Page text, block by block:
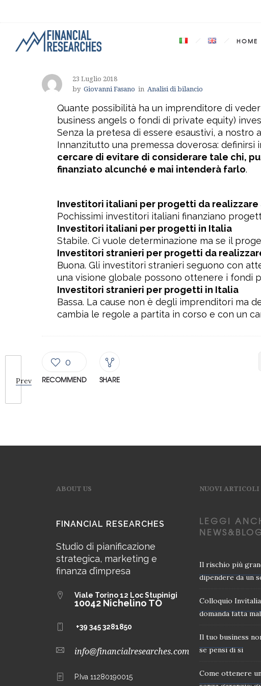
HOME
Prev
23 Luglio 2018
by Giovanni Fasano in Analisi di bilancio
Quante possibilità ha un imprenditore di
business angels o fondi di private equity)
Senza la pretesa di essere esaustivi, a
Innanzitutto una premessa doverosa:
cercare di evitare di considerare tale chi,
finanziato alcunché e mai intenderà farlo.
Investitori italiani per progetti da realizzare
Pochissimi investitori italiani finanziano
Investitori italiani per progetti in Italia
Stabile. Ci vuole determinazione ma se il
Investitori stranieri per progetti da
Buona. Gli investitori stranieri seguono con
una visione globale possono ottenere i fondi
Investitori stranieri per progetti in Italia
Bassa. La cause non è degli imprenditori ma
cambia le regole a partita in corso e con un
0
RECOMMEND SHARE
ABOUT US
FINANCIAL RESEARCHES
Studio di pianificazione
strategica, marketing e
finanza d’impresa
Viale Torino 12 Loc Stupinigi
10042 Nichelino TO
+39 345 3281850
info@financialresearches.com
P.Iva 11280190015
NUOVI ARTICOLI
LEGGI
Il rischio più
dipendere da un
Colloquio
domanda fatta
Il tuo business
se pensi di si
Come ottenere